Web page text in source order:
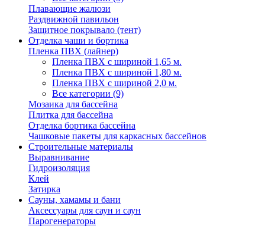
Плавающие жалюзи
Раздвижной павильон
Защитное покрывало (тент)
Отделка чаши и бортика
Пленка ПВХ (лайнер)
Пленка ПВХ с шириной 1,65 м.
Пленка ПВХ с шириной 1,80 м.
Пленка ПВХ с шириной 2,0 м.
Все категории (9)
Мозаика для бассейна
Плитка для бассейна
Отделка бортика бассейна
Чашковые пакеты для каркасных бассейнов
Строительные материалы
Выравнивание
Гидроизоляция
Клей
Затирка
Сауны, хамамы и бани
Аксессуары для саун и саун
Парогенераторы